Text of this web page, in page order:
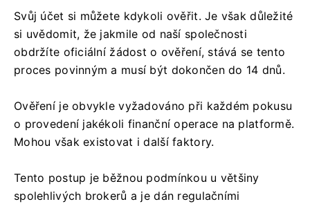
Svůj účet si můžete kdykoli ověřit. Je však důležité
si uvědomit, že jakmile od naší společnosti
obdržíte oficiální žádost o ověření, stává se tento
proces povinným a musí být dokončen do 14 dnů.
Ověření je obvykle vyžadováno při každém pokusu
o provedení jakékoli finanční operace na platformě.
Mohou však existovat i další faktory.
Tento postup je běžnou podmínkou u většiny
spolehlivých brokerů a je dán regulačními